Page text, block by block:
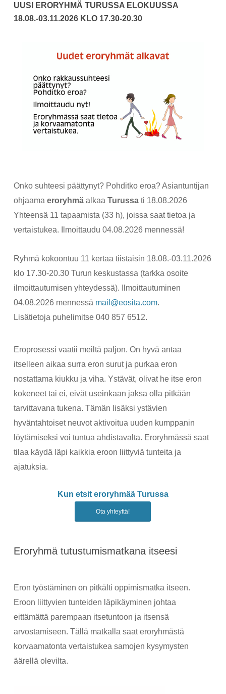
UUSI ERORYHMÄ TURUSSA ELOKUUSSA
18.08.-03.11.2026 KLO 17.30-20.30
Onko suhteesi päättynyt? Pohditko eroa? Asiantuntijan
ohjaama eroryhmäalkaa Turussati 18.08.2026
Yhteensä 11 tapaamista (33 h), joissa saat tietoa ja
vertaistukea. Ilmoittaudu 04.08.2026 mennessä!
Ryhmä kokoontuu 11 kertaa tiistaisin 18.08.-03.11.2026
klo 17.30-20.30 Turun keskustassa (tarkka osoite
ilmoittautumisen yhteydessä). Ilmoittautuminen
04.08.2026 mennessä mail@eosita.com.
Lisätietoja puhelimitse 040 857 6512.
Eroprosessi vaatii meiltä paljon. On hyvä antaa
itselleen aikaa surra eron surut ja purkaa eron
nostattama kiukku ja viha. Ystävät, olivat he itse eron
kokeneet tai ei, eivät useinkaan jaksa olla pitkään
tarvittavana tukena. Tämän lisäksi ystävien
hyväntahtoiset neuvot aktivoitua uuden kumppanin
löytämiseksi voi tuntua ahdistavalta. Eroryhmässä saat
tilaa käydä läpi kaikkia eroon liittyviä tunteita ja
ajatuksia.
Kun etsit eroryhmää Turussa
Ota yhteyttä!
Eroryhmä tutustumismatkana itseesi
Eron työstäminen on pitkälti oppimismatka itseen.
Eroon liittyvien tunteiden läpikäyminen johtaa
eittämättä parempaan itsetuntoon ja itsensä
arvostamiseen. Tällä matkalla saat eroryhmästä
korvaamatonta vertaistukea samojen kysymysten
äärellä olevilta.